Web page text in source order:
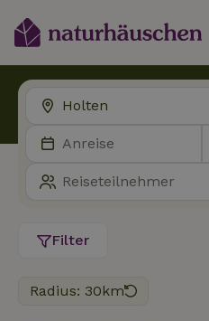
Filter
Radius: 30km